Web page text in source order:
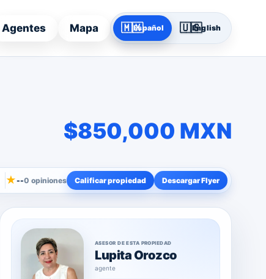
Agentes Mapa 🇲🇽Español 🇺🇸English
★--0 opiniones Calificar propiedad Descargar Flyer
$850,000 MXN
ASESOR DE ESTA PROPIEDAD
Lupita Orozco
agente